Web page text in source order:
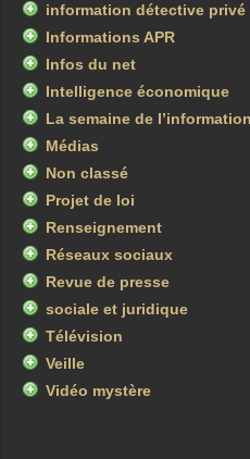
information détective privé
Informations APR
Infos du net
Intelligence économique
La semaine de
Médias
Non classé
Projet de loi
Renseignement
Réseaux sociaux
Revue de presse
sociale et juridique
Télévision
Veille
Vidéo mystère